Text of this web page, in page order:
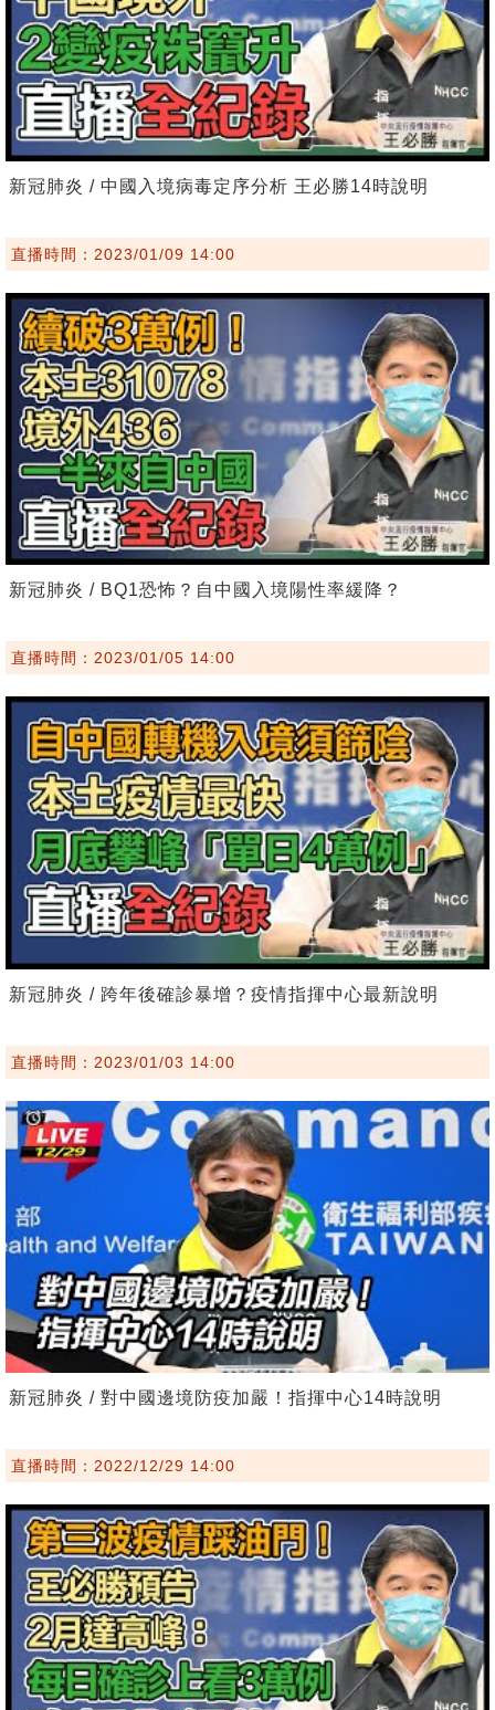
新冠肺炎 / 中國入境病毒定序分析 王必勝14時說明
直播時間：2023/01/09 14:00
新冠肺炎 / BQ1恐怖？自中國入境陽性率緩降？
直播時間：2023/01/05 14:00
新冠肺炎 / 跨年後確診暴增？疫情指揮中心最新說明
直播時間：2023/01/03 14:00
新冠肺炎 / 對中國邊境防疫加嚴！指揮中心14時說明
直播時間：2022/12/29 14:00